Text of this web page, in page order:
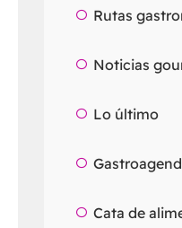
Rutas
Noticias
Lo último
Cata de